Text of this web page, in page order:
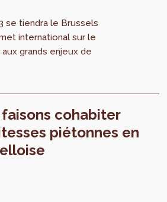
se tiendra le Brussels
international sur le
grands enjeux de
cohabiter
piétonnes en